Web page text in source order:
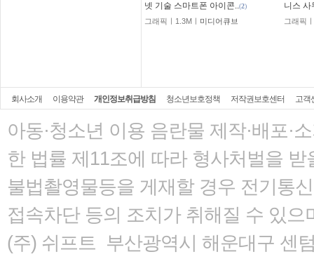
넷 기술 스마트폰 아이콘..(2)
그래픽ㅣ1.3Mㅣ 미디어큐브
니스 사
그래픽
회사소개 이용약관 개인정보취급방침 청소년보호정책 저작권보호센터 고객
아동·청소년 이용 음란물 제작·배포·
한 법률 제11조에 따라 형사처벌을 받
불법촬영물등을 게재할 경우 전기통
접속차단 등의 조치가 취해질 수 있으
(주) 쉬프트 부산광역시 해운대구 센